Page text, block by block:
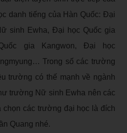
danh tiếng của Hàn Quốc: Đại
sinh Ewha, Đại học Quốc gia
gia Kangwon, Đại học
Trong số các trường
trường có thế mạnh về ngành
trường Nữ sinh Ewha nên các
chọn các trường đại học là đích
Quang nhé.